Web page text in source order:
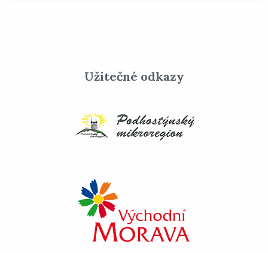
Užitečné odkazy